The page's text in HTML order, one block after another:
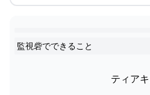
監視砦でできること
ティア